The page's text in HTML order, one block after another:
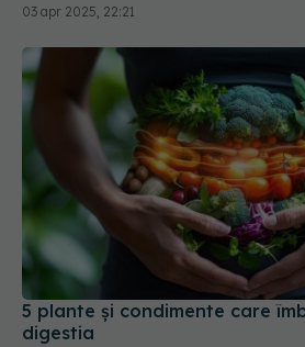
03 apr 2025, 22:21
5 plante și condimente care
digestia